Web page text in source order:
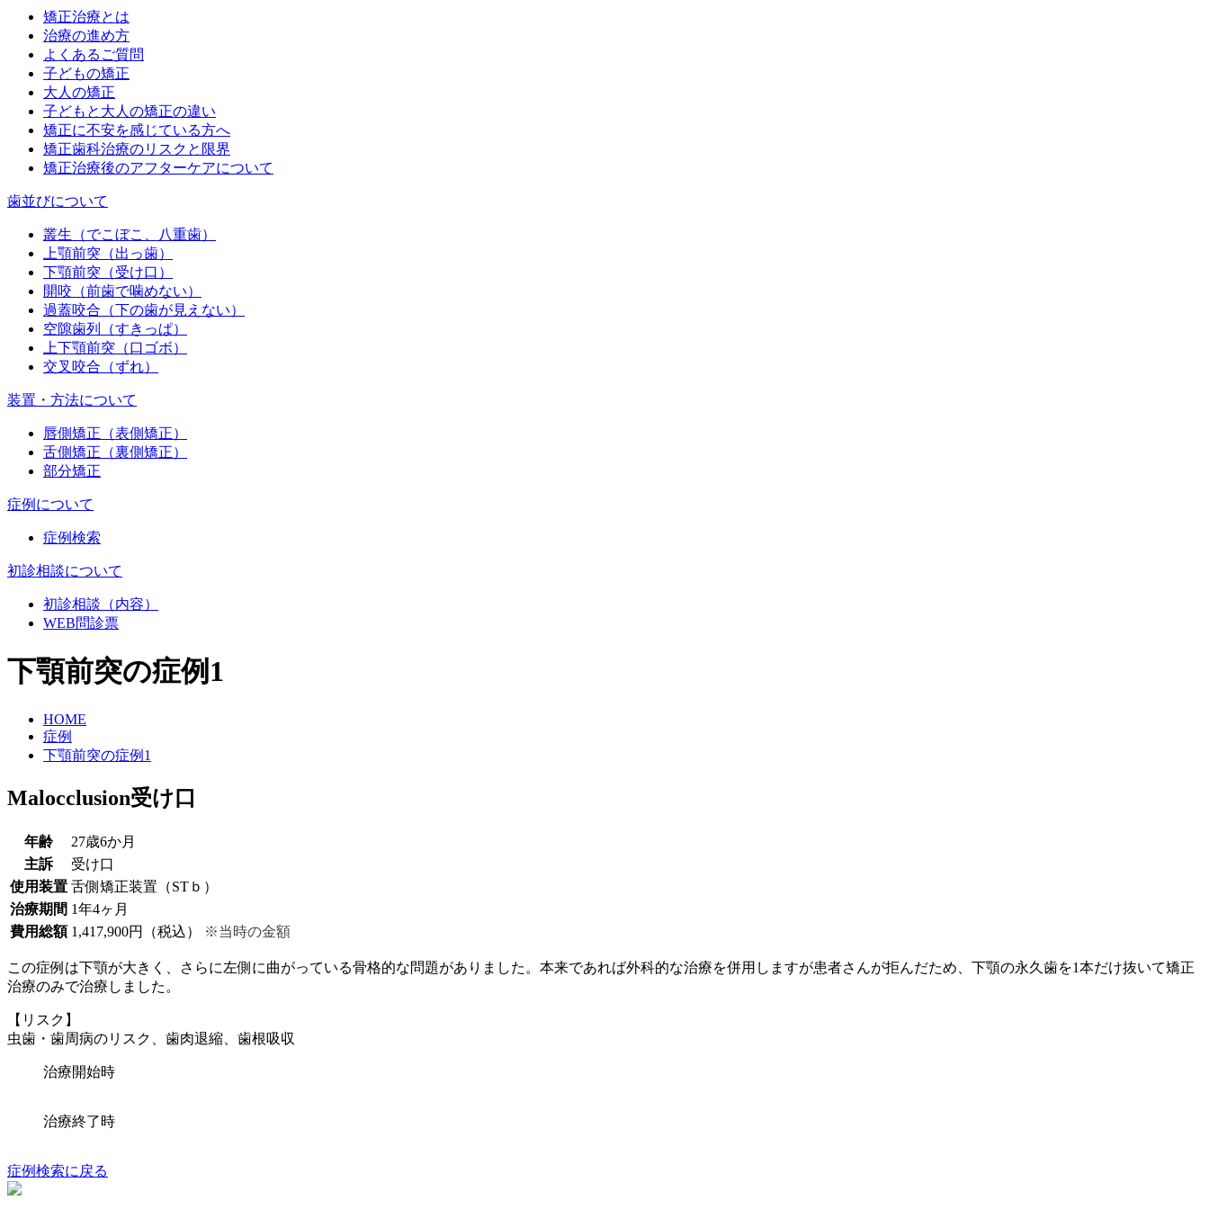
矯正治療とは
治療の進め方
よくあるご質問
子どもの矯正
大人の矯正
子どもと大人の矯正の違い
矯正に不安を感じている方へ
矯正歯科治療のリスクと限界
矯正治療後のアフターケアについて
歯並びについて
叢生（でこぼこ、八重歯）
上顎前突（出っ歯）
下顎前突（受け口）
開咬（前歯で噛めない）
過蓋咬合（下の歯が見えない）
空隙歯列（すきっぱ）
上下顎前突（口ゴボ）
交叉咬合（ずれ）
装置・方法について
唇側矯正（表側矯正）
舌側矯正（裏側矯正）
部分矯正
症例について
症例検索
初診相談について
初診相談（内容）
WEB問診票
下顎前突の症例1
HOME
症例
下顎前突の症例1
Malocclusion受け口
年齢
27歳6か月
主訴
受け口
使用装置 舌側矯正装置（STｂ）
治療期間 1年4ヶ月
費用総額 1,417,900円（税込） ※当時の金額
この症例は下顎が大きく、さらに左側に曲がっている骨格的な問題がありました。本来であれば外科的な治療を併用しますが患者さんが拒んだため、下顎の永久歯を1本だけ抜いて矯正
治療のみで治療しました。
【リスク】
虫歯・歯周病のリスク、歯肉退縮、歯根吸収
治療開始時
治療終了時
症例検索に戻る